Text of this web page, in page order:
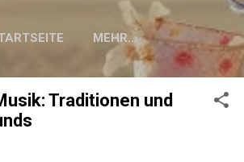
MEHR…
DISCLAIMER,
DATENSCHUTZ
Traditionen und